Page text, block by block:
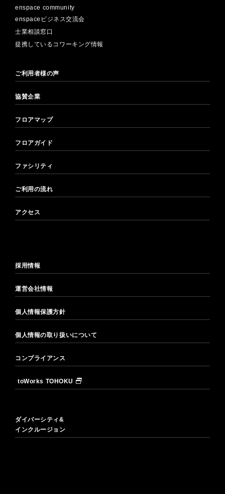
enspace community
enspaceビジネス交流会
士業相談窓口
提携しているコワーキング情報
ご利用者様の声
協賛企業
フロアマップ
フロアガイド
ファシリティ
ご利用の流れ
アクセス
採用情報
運営会社情報
個人情報保護方針
個人情報の取り扱いについて
コンプライアンス
toWorks TOHOKU
ダイバーシティ&
インクルージョン